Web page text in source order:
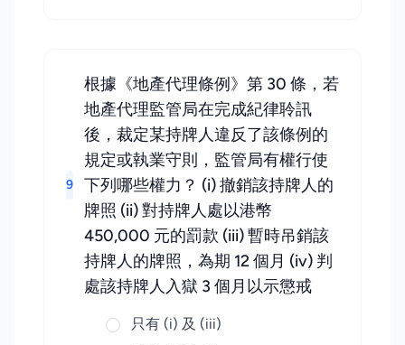
9
根據《地產代理條例》第 30 條，若
地產代理監管局在完成紀律聆訊
後，裁定某持牌人違反了該條例的
規定或執業守則，監管局有權行使
下列哪些權力？ (i) 撤銷該持牌人的
牌照 (ii) 對持牌人處以港幣
450,000 元的罰款 (iii) 暫時吊銷該
持牌人的牌照，為期 12 個月 (iv) 判
處該持牌人入獄 3 個月以示懲戒
只有 (i) 及 (iii)